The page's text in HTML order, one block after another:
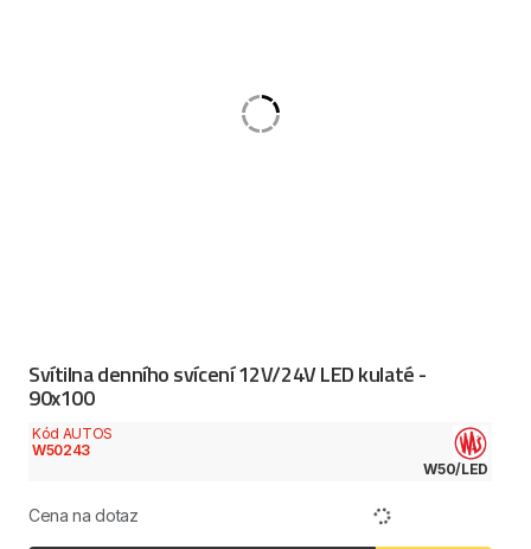
Svítilna denního svícení 12V/24V LED kulaté -
90x100
Kód AUTOS
W50243
W50/LED
Cena na dotaz